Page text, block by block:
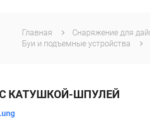
Главная
Снаряжение для
Буи и подъемные устройства
С КАТУШКОЙ-ШПУЛЕЙ